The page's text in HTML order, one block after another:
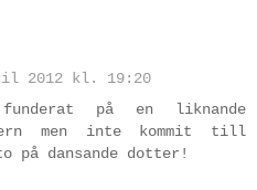
2012 kl. 19:20
på en liknande
men inte kommit till
på dansande dotter!